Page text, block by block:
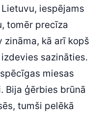
iespējams
tomēr precīza
kā arī kopš
sazināties.
miesas
Bija ģērbies brūnā
tumši pelēkā